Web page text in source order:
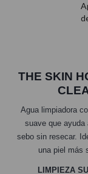
THE SKIN
Agua limpiadora
suave que
sebo sin resecar.
una piel más
LIMPIEZA